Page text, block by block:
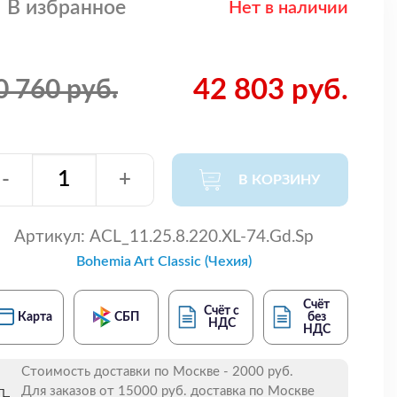
В избранное Нет в наличии
760 руб. 42 803 руб.
- + В КОРЗИНУ
Артикул: ACL_11.25.8.220.XL-74.Gd.Sp
Bohemia Art Classic (Чехия)
Карта СБП
Счёт с
НДС
Счёт
без
НДС
Стоимость доставки по Москве - 2000 руб.
Для заказов от 15000 руб. доставка по Москве